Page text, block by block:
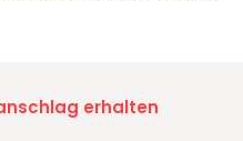
erhalten